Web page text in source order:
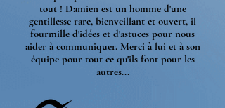
tout ! Damien est un homme d'une
gentillesse rare, bienveillant et ouvert, il
fourmille d'idées et d'astuces pour nous
aider à communiquer. Merci à lui et à son
équipe pour tout ce qu'ils font pour les
autres...